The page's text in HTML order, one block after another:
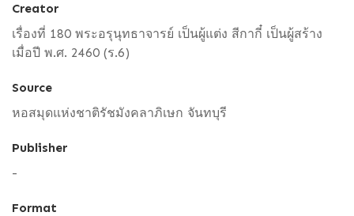
Creator
เรื่องที่ 180 พระอรุนุทธาจารย์ เป็นผู้แต่ง สีกากี๋ เป็นผู้สร้าง
เมื่อปี พ.ศ. 2460 (ร.6)
Source
หอสมุดแห่งชาติรัชมังคลาภิเษก จันทบุรี
Publisher
-
Format